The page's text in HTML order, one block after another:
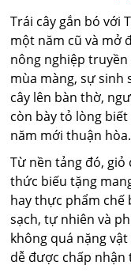
Trái cây gắn bó với
một năm cũ và mở
nông nghiệp
mùa màng, sự sinh
cây lên bàn thờ,
còn bày tỏ lòng
năm mới thuận hòa.
Từ nền tảng đó,
thức biếu tặng
hay thực phẩm chế
sạch, tự nhiên và
không quá nặng
dễ được chấp